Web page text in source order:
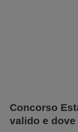
Concorso
valido e